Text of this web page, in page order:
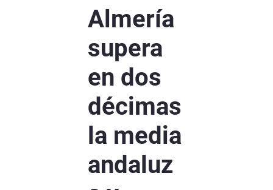
Almería
supera
en dos
décimas
la media
andaluz